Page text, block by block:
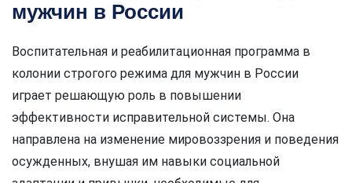
мужчин в России
Воспитательная и реабилитационная программа в
колонии строгого режима для мужчин в России
играет решающую роль в повышении
эффективности исправительной системы. Она
направлена на изменение мировоззрения и поведения
осужденных, внушая им навыки социальной